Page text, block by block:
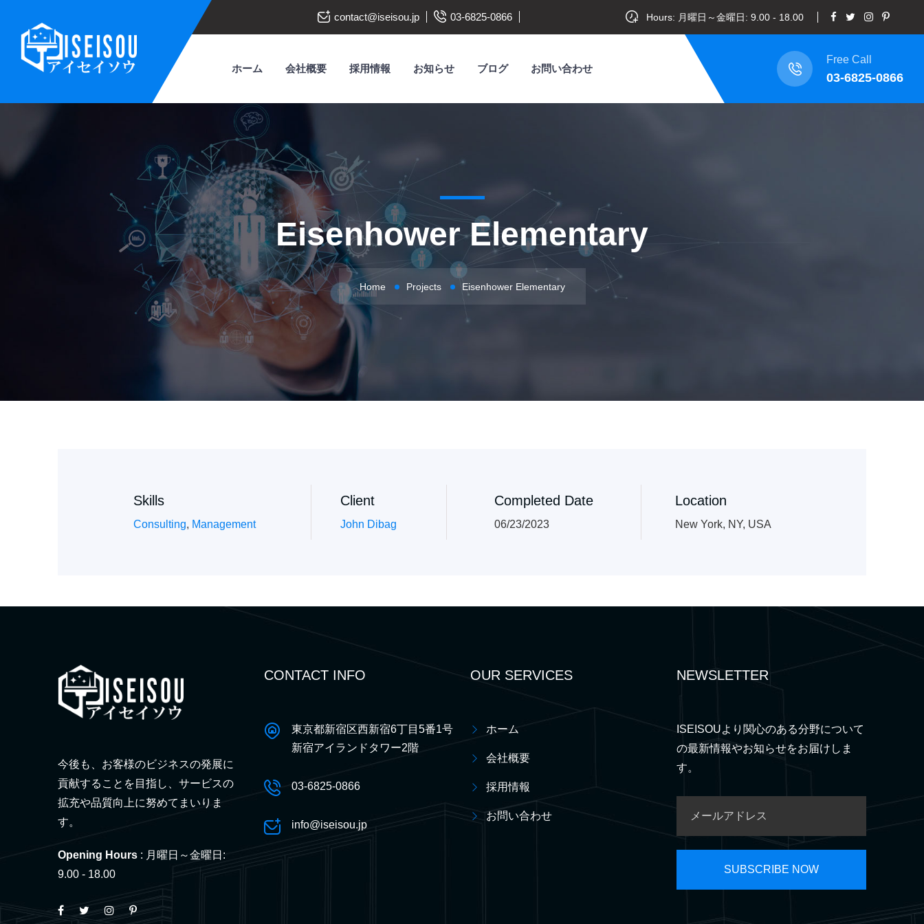
contact@iseisou.jp 03-6825-0866 Hours: 月曜日～金曜日: 9.00 - 18.00
ホーム 会社概要 採用情報 お知らせ ブログ お問い合わせ
Free Call
03-6825-0866
Eisenhower Elementary
Home Projects Eisenhower Elementary
Skills
Consulting, Management
Client
John Dibag
Completed Date
06/23/2023
Location
New York, NY, USA
今後も、お客様のビジネスの発展に
貢献することを目指し、サービスの
拡充や品質向上に努めてまいりま
す。
Opening Hours : 月曜日～金曜日:
9.00 - 18.00
CONTACT INFO
東京都新宿区西新宿6丁目5番1号
新宿アイランドタワー2階
03-6825-0866
info@iseisou.jp
OUR SERVICES
ホーム
会社概要
採用情報
お問い合わせ
NEWSLETTER
ISEISOUより関心のある分野について
の最新情報やお知らせをお届けしま
す。